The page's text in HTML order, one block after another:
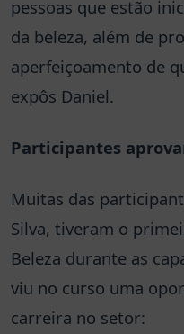
pessoas que estão
da beleza, além de
aperfeiçoamento de
expôs Daniel.
Participantes
Muitas das
Silva, tiveram o
Beleza durante as
viu no curso uma
carreira no setor: